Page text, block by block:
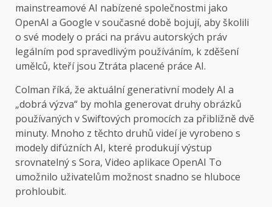
mainstreamové AI nabízené společnostmi jako
OpenAI a Google v současné době bojují, aby školili
o své modely o práci na právu autorských práv
legálním pod spravedlivým používáním, k zděšení
umělců, kteří jsou Ztráta placené práce AI.
Colman říká, že aktuální generativní modely AI a
„dobrá výzva“ by mohla generovat druhy obrázků
používaných v Swiftových promocích za přibližně dvě
minuty. Mnoho z těchto druhů videí je vyrobeno s
modely difúzních AI, které produkují výstup
srovnatelný s Sora, Video aplikace OpenAI To
umožnilo uživatelům možnost snadno se hluboce
prohloubit.